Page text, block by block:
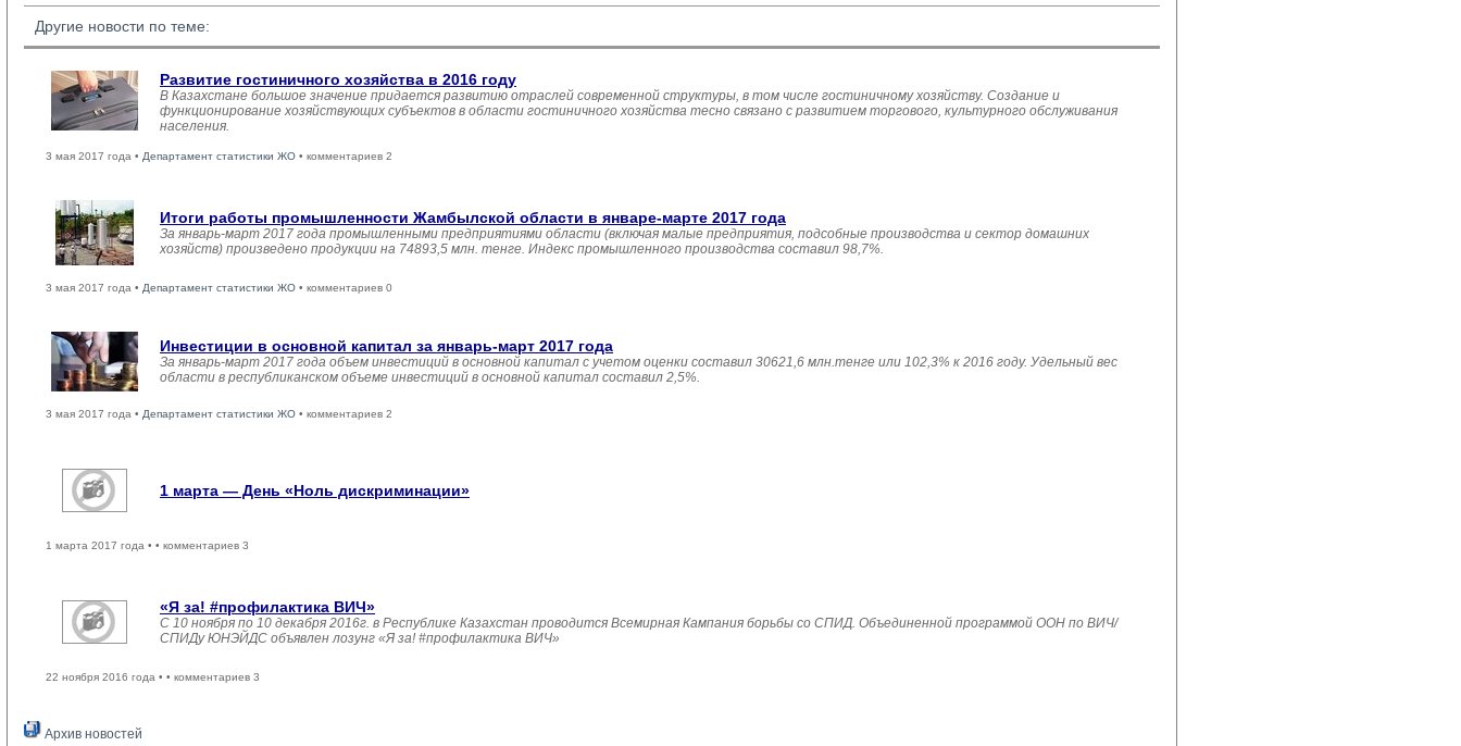
Другие новости по теме:
Развитие гостиничного хозяйства в 2016 году
В Казахстане большое значение придается развитию отраслей современной структуры, в том числе гостиничному хозяйству. Создание и
функционирование хозяйствующих субъектов в области гостиничного хозяйства тесно связано с развитием торгового, культурного обслуживания
населения.
3 мая 2017 года • Департамент статистики ЖО • комментариев 2
Итоги работы промышленности Жамбылской области в январе-марте 2017 года
За январь-март 2017 года промышленными предприятиями области (включая малые предприятия, подсобные производства и сектор домашних
хозяйств) произведено продукции на 74893,5 млн. тенге. Индекс промышленного производства составил 98,7%.
3 мая 2017 года • Департамент статистики ЖО • комментариев 0
Инвестиции в основной капитал за январь-март 2017 года
За январь-март 2017 года объем инвестиций в основной капитал с учетом оценки составил 30621,6 млн.тенге или 102,3% к 2016 году. Удельный вес
области в республиканском объеме инвестиций в основной капитал составил 2,5%.
3 мая 2017 года • Департамент статистики ЖО • комментариев 2
1 марта — День «Ноль дискриминации»
1 марта 2017 года • • комментариев 3
«Я за! #профилактика ВИЧ»
С 10 ноября по 10 декабря 2016г. в Республике Казахстан проводится Всемирная Кампания борьбы со СПИД. Объединенной программой ООН по ВИЧ/
СПИДу ЮНЭЙДС объявлен лозунг «Я за! #профилактика ВИЧ»
22 ноября 2016 года • • комментариев 3
Архив новостей